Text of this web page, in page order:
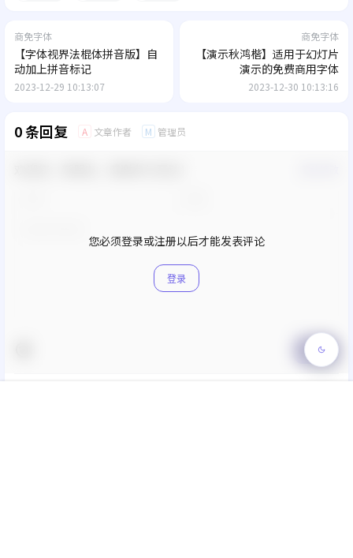
商免字体
【字体视界法棍体拼音版】自
动加上拼音标记
2023-12-29 10:13:07
商免字体
【演示秋鸿楷】适用于幻灯片
演示的免费商用字体
2023-12-30 10:13:16
0 条回复 A 文章作者 M 管理员
您必须登录或注册以后才能发表评论
登录
提交